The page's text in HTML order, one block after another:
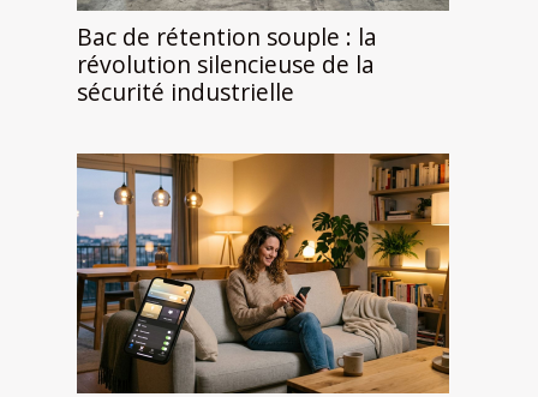
Bac de rétention souple : la
révolution silencieuse de la
sécurité industrielle